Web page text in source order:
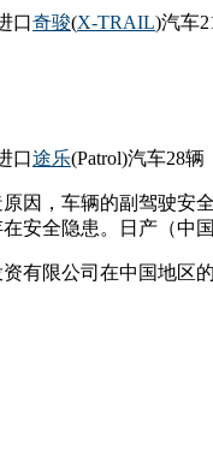
口奇骏(X-TRAIL)汽车
口途乐(Patrol)汽车28辆
因，车辆的副驾驶安
安全隐患。日产（中
有限公司在中国地区